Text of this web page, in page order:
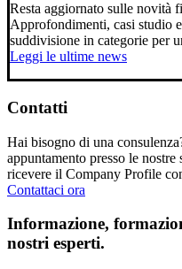
Resta aggiornato sulle novità
Approfondimenti, casi studio
suddivisione in categorie per
Leggi le ultime news
Contatti
Hai bisogno di una
appuntamento presso le
ricevere il Company Profile
Contattaci ora
Informazione,
nostri esperti.